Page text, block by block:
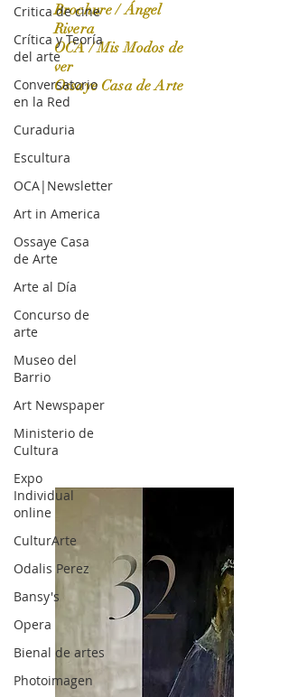
Critica de cine
Crítica y Teoría
del arte
Conversatorio
en la Red
Curaduria
Escultura
OCA|Newsletter
Art in America
Ossaye Casa
de Arte
Arte al Día
Concurso de
arte
Museo del
Barrio
Art Newspaper
Ministerio de
Cultura
Expo
Individual
online
CulturArte
Odalis Perez
Bansy's
Opera
Bienal de artes
Photoimagen
OCA|News 31 / Marzo-Abril / 2024
Brochure / Ángel
Rivera
OCA / Mis Modos de
ver
Ossaye Casa de Arte